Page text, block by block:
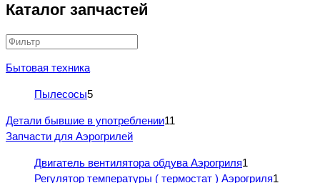
Каталог запчастей
Бытовая техника
Пылесосы5
Детали бывшие в употреблении11
Запчасти для Аэрогрилей
Двигатель вентилятора обдува Аэрогриля1
Регулятор температуры ( термостат ) Аэрогриля1